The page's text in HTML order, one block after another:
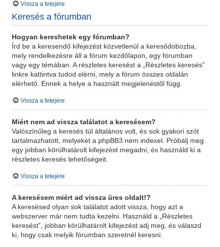
Vissza a tetejére
Keresés a fórumban
Hogyan kereshetek egy fórumban?
Írd be a keresendő kifejezést közvetlenül a keresődobozba,
mely rendelkezésre áll a fórum kezdőlapon, egy fórumban
vagy egy témában. A részletes keresést a „Részletes keresés”
linkre kattintva tudod elérni, mely a fórum összes oldalán
elérhető. Ennek a helye a használt megjelenéstől függ.
Vissza a tetejére
Miért nem ad vissza találatot a keresésem?
Valószínűleg a keresés túl általános volt, és sok gyakori szót
tartalmazhatott, melyeket a phpBB3 nem indexel. Próbálj meg
egy jobban körülhatárolt kifejezést megadni, és használd ki a
részletes keresés lehetőségeit.
Vissza a tetejére
A keresésem miért ad vissza üres oldalt!?
A keresésed olyan sok találatot adott vissza, hogy azt a
webszerver már nem tudta kezelni. Használd a „Részletes
keresést”, jobban körülhatárolt kifejezést adj meg, és válaszd
ki, hogy csak melyik fórumban szeretnél keresni.